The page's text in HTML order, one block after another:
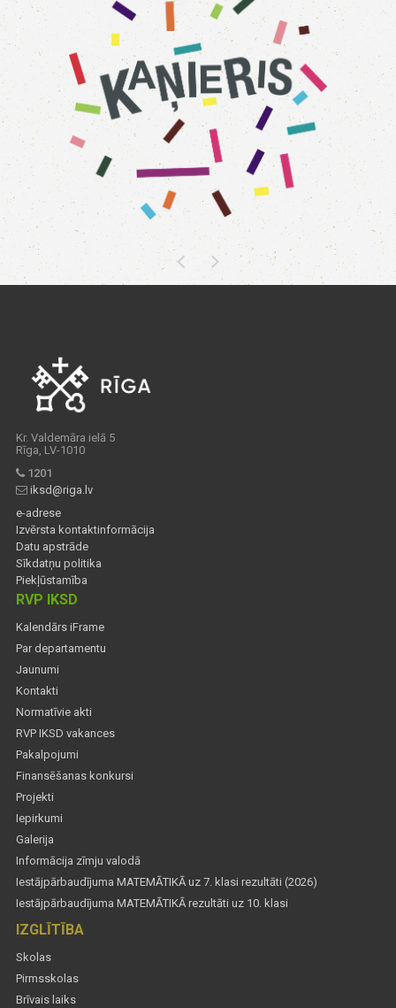
Kr. Valdemāra ielā 5
Rīga, LV-1010
1201
iksd@riga.lv
e-adrese
Izvērsta kontaktinformācija
Datu apstrāde
Sīkdatņu politika
Piekļūstamība
RVP IKSD
Kalendārs iFrame
Par departamentu
Jaunumi
Kontakti
Normatīvie akti
RVP IKSD vakances
Pakalpojumi
Finansēšanas konkursi
Projekti
Iepirkumi
Galerija
Informācija zīmju valodā
Iestājpārbaudījuma MATEMĀTIKĀ uz 7. klasi rezultāti (2026)
Iestājpārbaudījuma MATEMĀTIKĀ rezultāti uz 10. klasi
IZGLĪTĪBA
Skolas
Pirmsskolas
Brīvais laiks